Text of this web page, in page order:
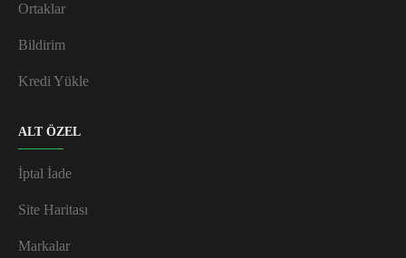
Ortaklar
Bildirim
Kredi Yükle
ALT ÖZEL
İptal İade
Site Haritası
Markalar